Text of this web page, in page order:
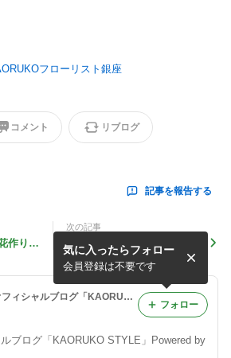
フローリスト銀座
コメント リブログ
記事を報告する
作りま
次の記事
花の搬入頭に乗せて
KAORUKOオフィシャルブログ「KAORUKO STYLE」Powered by Ameba
ブログ「KAORUKO STYLE」Powered by
気に入ったらフォロー
会員登録は不要です
フォロー